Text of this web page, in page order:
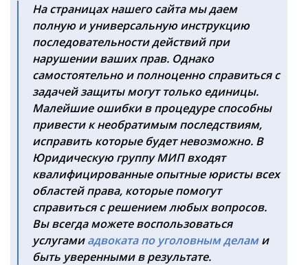
На страницах нашего сайта мы даем
полную и универсальную инструкцию
последовательности действий при
нарушении ваших прав. Однако
самостоятельно и полноценно справиться с
задачей защиты могут только единицы.
Малейшие ошибки в процедуре способны
привести к необратимым последствиям,
исправить которые будет невозможно. В
Юридическую группу МИП входят
квалифицированные опытные юристы всех
областей права, которые помогут
справиться с решением любых вопросов.
Вы всегда можете воспользоваться
услугамиадвоката по уголовным делам и
быть уверенными в результате.